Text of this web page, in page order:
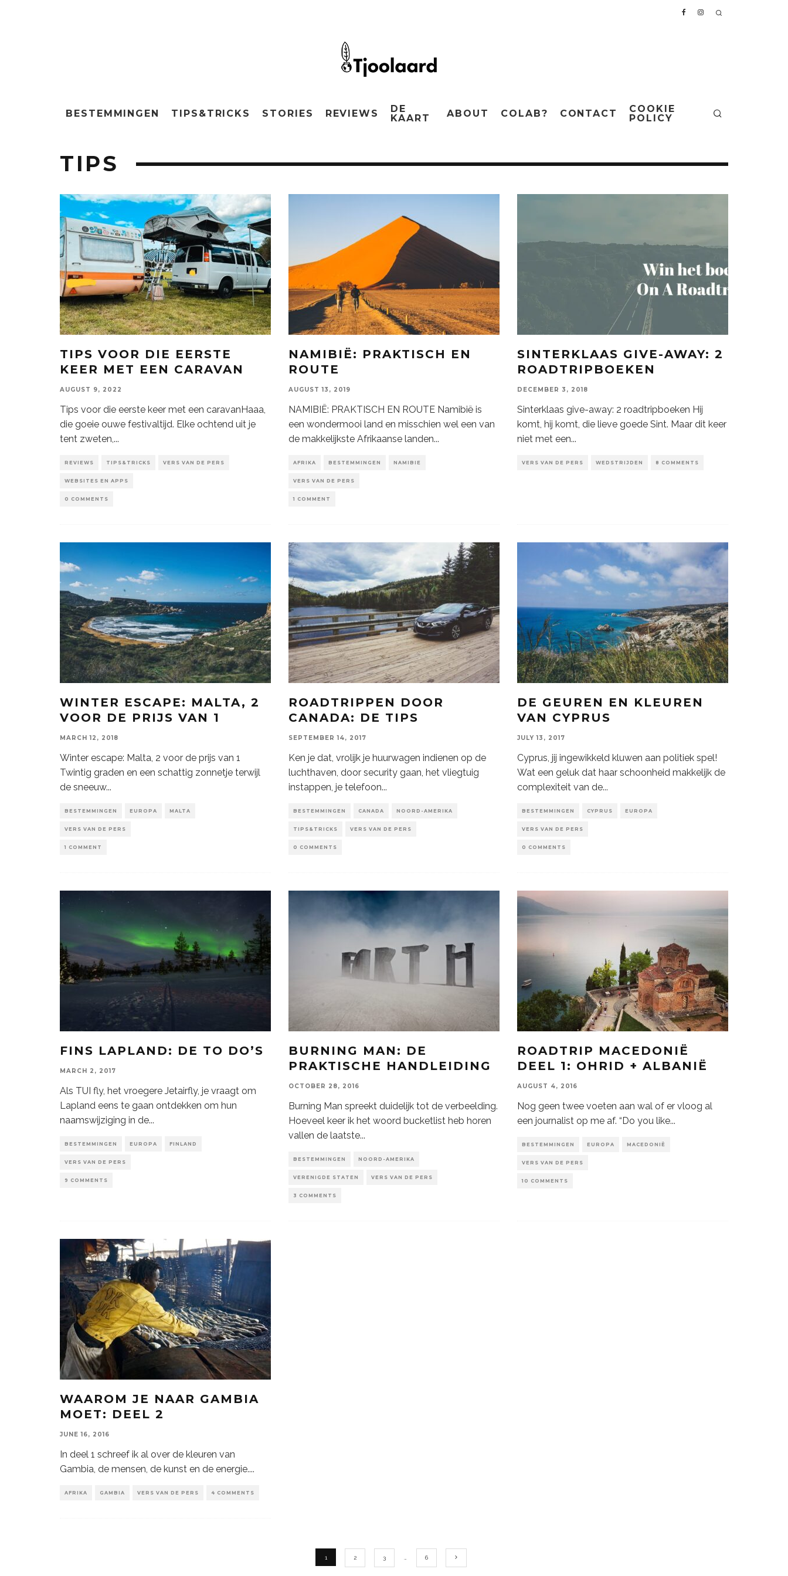
BESTEMMINGEN TIPS&TRICKS STORIES REVIEWS
DE
KAART
ABOUT COLAB? CONTACT
COOKIE
POLICY
TIPS
TIPS VOOR DIE EERSTE
KEER MET EEN CARAVAN
AUGUST 9, 2022
Tips voor die eerste keer met een caravanHaaa,
die goeie ouwe festivaltijd. Elke ochtend uit je
tent zweten,...
REVIEWS TIPS&TRICKS VERS VAN DE PERS
WEBSITES EN APPS
0 COMMENTS
NAMIBIË: PRAKTISCH EN
ROUTE
AUGUST 13, 2019
NAMIBIË: PRAKTISCH EN ROUTE Namibië is
een wondermooi land en misschien wel een van
de makkelijkste Afrikaanse landen...
AFRIKA BESTEMMINGEN NAMIBIE
VERS VAN DE PERS
1 COMMENT
SINTERKLAAS GIVE-AWAY: 2
ROADTRIPBOEKEN
DECEMBER 3, 2018
Sinterklaas give-away: 2 roadtripboeken Hij
komt, hij komt, die lieve goede Sint. Maar dit keer
niet met een...
VERS VAN DE PERS WEDSTRIJDEN 8 COMMENTS
WINTER ESCAPE: MALTA, 2
VOOR DE PRIJS VAN 1
MARCH 12, 2018
Winter escape: Malta, 2 voor de prijs van 1
Twintig graden en een schattig zonnetje terwijl
de sneeuw...
BESTEMMINGEN EUROPA MALTA
VERS VAN DE PERS
1 COMMENT
ROADTRIPPEN DOOR
CANADA: DE TIPS
SEPTEMBER 14, 2017
Ken je dat, vrolijk je huurwagen indienen op de
luchthaven, door security gaan, het vliegtuig
instappen, je telefoon...
BESTEMMINGEN CANADA NOORD-AMERIKA
TIPS&TRICKS VERS VAN DE PERS
0 COMMENTS
DE GEUREN EN KLEUREN
VAN CYPRUS
JULY 13, 2017
Cyprus, jij ingewikkeld kluwen aan politiek spel!
Wat een geluk dat haar schoonheid makkelijk de
complexiteit van de...
BESTEMMINGEN CYPRUS EUROPA
VERS VAN DE PERS
0 COMMENTS
FINS LAPLAND: DE TO DO’S
MARCH 2, 2017
Als TUI fly, het vroegere Jetairfly, je vraagt om
Lapland eens te gaan ontdekken om hun
naamswijziging in de...
BESTEMMINGEN EUROPA FINLAND
VERS VAN DE PERS
9 COMMENTS
BURNING MAN: DE
PRAKTISCHE HANDLEIDING
OCTOBER 28, 2016
Burning Man spreekt duidelijk tot de verbeelding.
Hoeveel keer ik het woord bucketlist heb horen
vallen de laatste...
BESTEMMINGEN NOORD-AMERIKA
VERENIGDE STATEN VERS VAN DE PERS
3 COMMENTS
ROADTRIP MACEDONIË
DEEL 1: OHRID + ALBANIË
AUGUST 4, 2016
Nog geen twee voeten aan wal of er vloog al
een journalist op me af. “Do you like...
BESTEMMINGEN EUROPA MACEDONIË
VERS VAN DE PERS
10 COMMENTS
WAAROM JE NAAR GAMBIA
MOET: DEEL 2
JUNE 16, 2016
In deel 1 schreef ik al over de kleuren van
Gambia, de mensen, de kunst en de energie....
AFRIKA GAMBIA VERS VAN DE PERS 4 COMMENTS
1 2 3 6